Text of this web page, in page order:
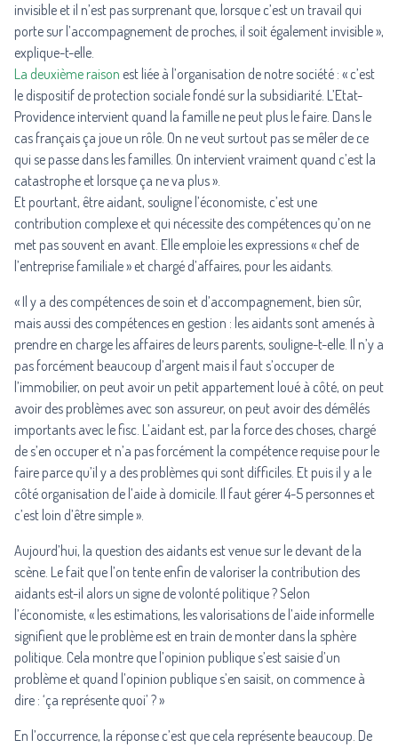
invisible et il n’est pas surprenant que, lorsque c’est un travail qui
porte sur l’accompagnement de proches, il soit également invisible »,
explique-t-elle.
La deuxième raison est liée à l’organisation de notre société : « c’est
le dispositif de protection sociale fondé sur la subsidiarité. L’Etat-
Providence intervient quand la famille ne peut plus le faire. Dans le
cas français ça joue un rôle. On ne veut surtout pas se mêler de ce
qui se passe dans les familles. On intervient vraiment quand c’est la
catastrophe et lorsque ça ne va plus ».
Et pourtant, être aidant, souligne l’économiste, c’est une
contribution complexe et qui nécessite des compétences qu’on ne
met pas souvent en avant. Elle emploie les expressions « chef de
l’entreprise familiale » et chargé d’affaires, pour les aidants.
« Il y a des compétences de soin et d’accompagnement, bien sûr,
mais aussi des compétences en gestion : les aidants sont amenés à
prendre en charge les affaires de leurs parents, souligne-t-elle. Il n’y a
pas forcément beaucoup d’argent mais il faut s’occuper de
l’immobilier, on peut avoir un petit appartement loué à côté, on peut
avoir des problèmes avec son assureur, on peut avoir des démêlés
importants avec le fisc. L’aidant est, par la force des choses, chargé
de s’en occuper et n’a pas forcément la compétence requise pour le
faire parce qu’il y a des problèmes qui sont difficiles. Et puis il y a le
côté organisation de l’aide à domicile. Il faut gérer 4-5 personnes et
c’est loin d’être simple ».
Aujourd’hui, la question des aidants est venue sur le devant de la
scène. Le fait que l’on tente enfin de valoriser la contribution des
aidants est-il alors un signe de volonté politique ? Selon
l’économiste, « les estimations, les valorisations de l’aide informelle
signifient que le problème est en train de monter dans la sphère
politique. Cela montre que l’opinion publique s’est saisie d’un
problème et quand l’opinion publique s’en saisit, on commence à
dire : ‘ça représente quoi’ ? »
En l’occurrence, la réponse c’est que cela représente beaucoup. De